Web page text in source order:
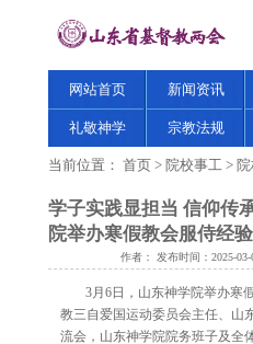
网站首页 新闻资讯
礼敬神学 宗教法规
当前位置： 首页 > 院校事工 >
学子实践显担当 信仰
院举办寒假教会服侍经
作者： 发布时间：2025-03-
3月6日，山东神学院举办寒
教三自爱国运动委员会主任、山
流会，山东神学院院务班子及全